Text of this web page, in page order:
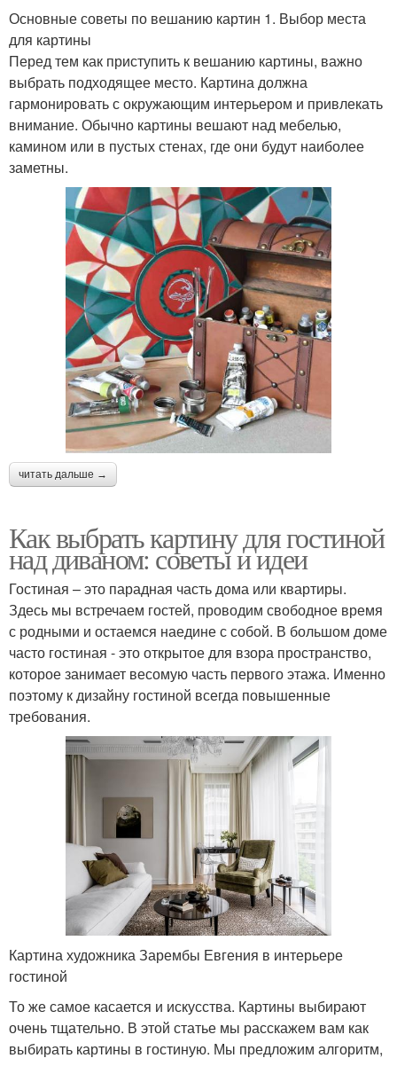
Основные советы по вешанию картин 1. Выбор места
для картины
Перед тем как приступить к вешанию картины, важно
выбрать подходящее место. Картина должна
гармонировать с окружающим интерьером и привлекать
внимание. Обычно картины вешают над мебелью,
камином или в пустых стенах, где они будут наиболее
заметны.
читать дальше →
Как выбрать картину для гостиной
над диваном: советы и идеи
Гостиная – это парадная часть дома или квартиры.
Здесь мы встречаем гостей, проводим свободное время
с родными и остаемся наедине с собой. В большом доме
часто гостиная - это открытое для взора пространство,
которое занимает весомую часть первого этажа. Именно
поэтому к дизайну гостиной всегда повышенные
требования.
Картина художника Зарембы Евгения в интерьере
гостиной
То же самое касается и искусства. Картины выбирают
очень тщательно. В этой статье мы расскажем вам как
выбирать картины в гостиную. Мы предложим алгоритм,